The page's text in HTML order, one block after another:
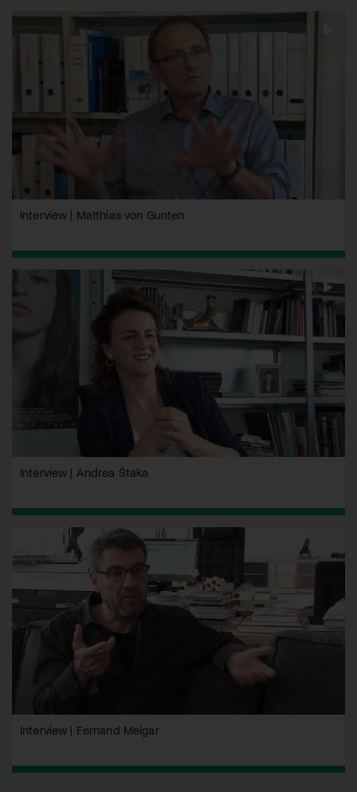
Interview | Matthias von Gunten
Interview | Andrea Štaka
Interview | Fernand Melgar